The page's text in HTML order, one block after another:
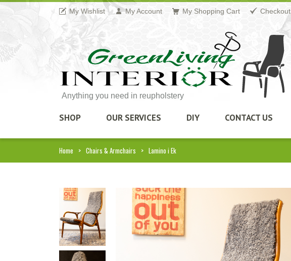
My Wishlist My Account My Shopping Cart Checkout
Anything you need in reupholstery
SHOP OUR SERVICES DIY CONTACT US
Home Chairs & Armchairs Lamino i Ek